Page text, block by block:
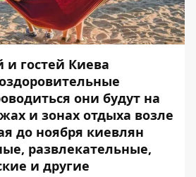
и гостей Киева
они будут на
и зонах отдыха возле
до ноября киевлян
развлекательные,
и другие